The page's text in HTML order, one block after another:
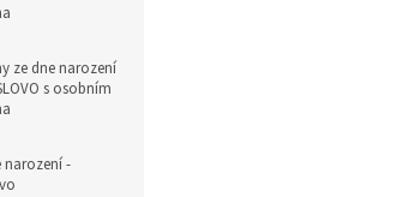
ze dne narození
s osobním
narození -